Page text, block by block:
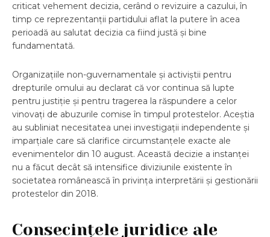
criticat vehement decizia, cerând o revizuire a cazului, în
timp ce reprezentanții partidului aflat la putere în acea
perioadă au salutat decizia ca fiind justă și bine
fundamentată.
Organizațiile non-guvernamentale și activiștii pentru
drepturile omului au declarat că vor continua să lupte
pentru justiție și pentru tragerea la răspundere a celor
vinovați de abuzurile comise în timpul protestelor. Aceștia
au subliniat necesitatea unei investigații independente și
imparțiale care să clarifice circumstanțele exacte ale
evenimentelor din 10 august. Această decizie a instanței
nu a făcut decât să intensifice diviziunile existente în
societatea românească în privința interpretării și gestionării
protestelor din 2018.
Consecințele juridice ale